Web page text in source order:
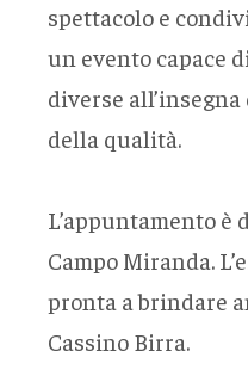
spettacolo e
un evento capace
diverse
della qualità.
L’appuntamento è
Campo Miranda.
pronta a brindare
Cassino Birra.